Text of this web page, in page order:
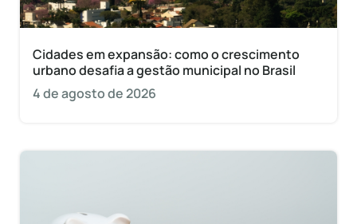
Cidades em expansão: como o crescimento
urbano desafia a gestão municipal no Brasil
4 de agosto de 2026